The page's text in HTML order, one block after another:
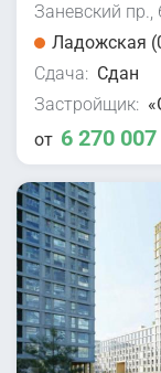
Заневский пр.,
Ладожская
Сдача: Сдан
Застройщик:
от 6 270 007